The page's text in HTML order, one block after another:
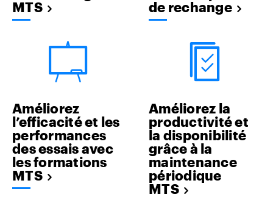
MTS
de rechange
Améliorez
l’efficacité et les
performances
des essais avec
les formations
MTS
Améliorez la
productivité et
la disponibilité
grâce à la
maintenance
périodique
MTS